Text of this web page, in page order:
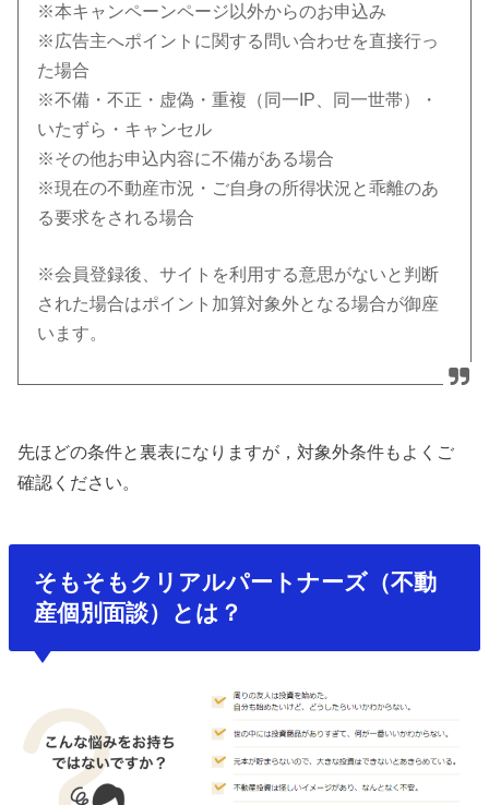
※本キャンペーンページ以外からのお申込み
※広告主へポイントに関する問い合わせを直接行っ
た場合
※不備・不正・虚偽・重複（同一IP、同一世帯）・
いたずら・キャンセル
※その他お申込内容に不備がある場合
※現在の不動産市況・ご自身の所得状況と乖離のあ
る要求をされる場合
※会員登録後、サイトを利用する意思がないと判断
された場合はポイント加算対象外となる場合が御座
います。
先ほどの条件と裏表になりますが，対象外条件もよくご
確認ください。
そもそもクリアルパートナーズ（不動
産個別面談）とは？